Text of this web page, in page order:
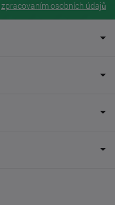
zpracovaním osobních údajů